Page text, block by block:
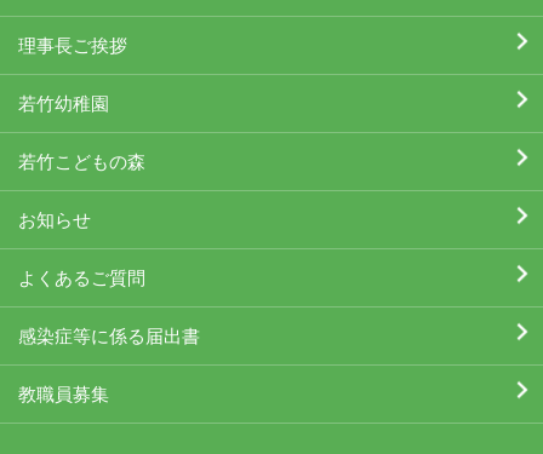
理事長ご挨拶
若竹幼稚園
若竹こどもの森
お知らせ
よくあるご質問
感染症等に係る届出書
教職員募集